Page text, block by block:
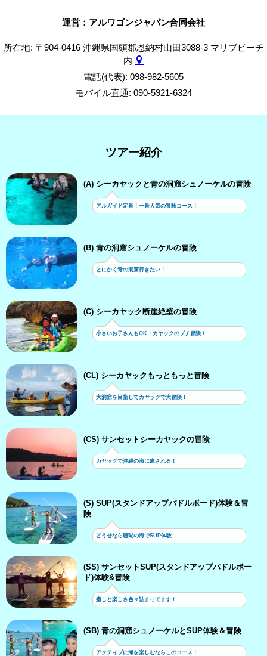
運営：アルワゴンジャパン合同会社
所在地: 〒904-0416 沖縄県国頭郡恩納村山田3088-3 マリブビーチ
内
電話(代表): 098-982-5605
モバイル直通: 090-5921-6324
ツアー紹介
(A) シーカヤックと青の洞窟シュノーケルの冒険
アルガイド定番！一番人気の冒険コース！
(B) 青の洞窟シュノーケルの冒険
とにかく青の洞窟行きたい！
(C) シーカヤック断崖絶壁の冒険
小さいお子さんもOK！カヤックのプチ冒険！
(CL) シーカヤックもっともっと冒険
大洞窟を目指してカヤックで大冒険！
(CS) サンセットシーカヤックの冒険
カヤックで沖縄の海に癒される！
(S) SUP(スタンドアップパドルボード)体験＆冒
険
どうせなら珊瑚の海でSUP体験
(SS) サンセットSUP(スタンドアップパドルボー
ド)体験&冒険
癒しと楽しさ色々詰まってます！
(SB) 青の洞窟シュノーケルとSUP体験＆冒険
アクティブに海を楽しむならこのコース！